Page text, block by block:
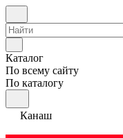
Каталог
По всему сайту
По каталогу
Канаш